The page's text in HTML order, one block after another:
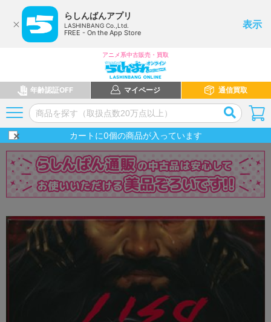
らしんばんアプリ
LASHINBANG Co.,Ltd.
FREE - On the App Store
表示
アニメ系中古販売・買取
年齢認証OFF マイページ 通信買取
カートに0個の商品が入っています